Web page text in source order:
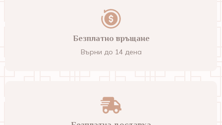
Безплатно връщане
Върни до 14 дена